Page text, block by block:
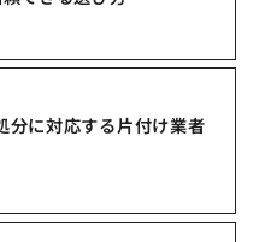
分に対応する片付け業者